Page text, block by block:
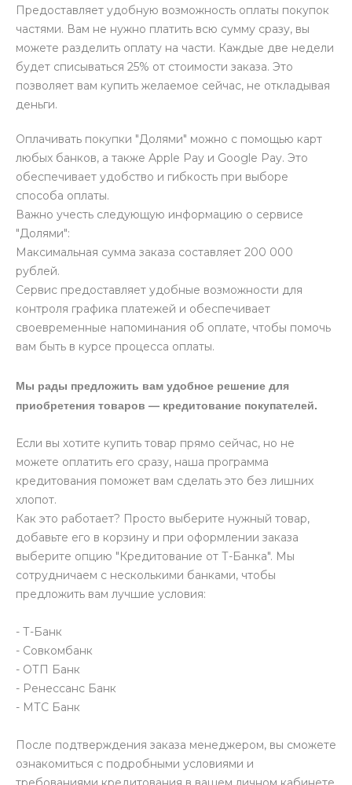
Предоставляет удобную возможность оплаты покупок
частями. Вам не нужно платить всю сумму сразу, вы
можете разделить оплату на части. Каждые две недели
будет списываться 25% от стоимости заказа. Это
позволяет вам купить желаемое сейчас, не откладывая
деньги.
Оплачивать покупки "Долями" можно с помощью карт
любых банков, а также Apple Pay и Google Pay. Это
обеспечивает удобство и гибкость при выборе
способа оплаты.
Важно учесть следующую информацию о сервисе
"Долями":
Максимальная сумма заказа составляет 200 000
рублей.
Сервис предоставляет удобные возможности для
контроля графика платежей и обеспечивает
своевременные напоминания об оплате, чтобы помочь
вам быть в курсе процесса оплаты.
Мы рады предложить вам удобное решение для
приобретения товаров — кредитование покупателей.
Если вы хотите купить товар прямо сейчас, но не
можете оплатить его сразу, наша программа
кредитования поможет вам сделать это без лишних
хлопот.
Как это работает? Просто выберите нужный товар,
добавьте его в корзину и при оформлении заказа
выберите опцию "Кредитование от Т-Банка". Мы
сотрудничаем с несколькими банками, чтобы
предложить вам лучшие условия:
- Т-Банк
- Совкомбанк
- ОТП Банк
- Ренессанс Банк
- МТС Банк
После подтверждения заказа менеджером, вы сможете
ознакомиться с подробными условиями и